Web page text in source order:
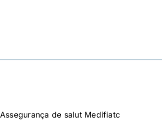
Assegurança de salut Medifiatc